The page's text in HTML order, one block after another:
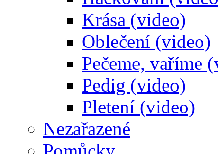
Krása (video)
Oblečení (video)
Pečeme, vaříme
Pedig (video)
Pletení (video)
Nezařazené